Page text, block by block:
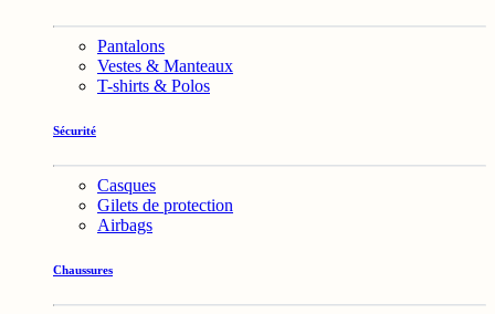
Pantalons
Vestes & Manteaux
T-shirts & Polos
Sécurité
Casques
Gilets de protection
Airbags
Chaussures